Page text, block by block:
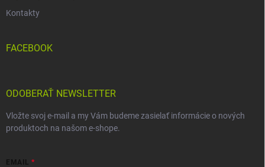
Kontakty
FACEBOOK
ODOBERAŤ NEWSLETTER
Vložte svoj e-mail a my Vám budeme zasielať informácie o nových
produktoch na našom e-shope.
EMAIL